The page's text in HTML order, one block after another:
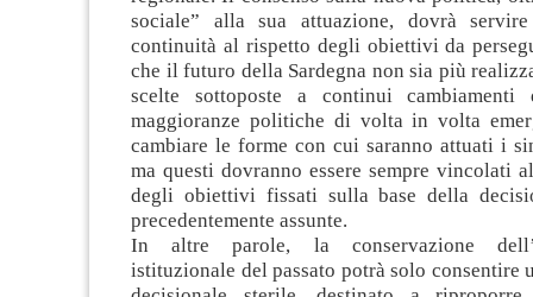
sociale” alla sua attuazione, dovrà
continuità al rispetto degli obiettivi da
che il futuro della Sardegna non sia più
scelte sottoposte a continui
maggioranze politiche di volta in volta
cambiare le forme con cui saranno attuati i
ma questi dovranno essere sempre vincolati
degli obiettivi fissati sulla base della
precedentemente assunte.
In altre parole, la conservazione
istituzionale del passato potrà solo consentire